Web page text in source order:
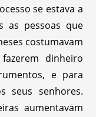
se estava a
as pessoas que
costumavam
dinheiro
e para
seus senhores.
aumentavam